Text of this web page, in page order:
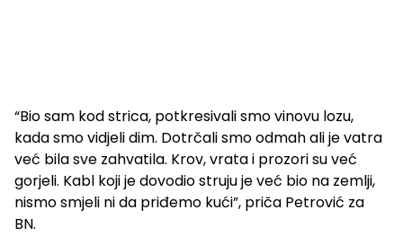
“Bio sam kod strica, potkresivali smo vinovu lozu,
kada smo vidjeli dim. Dotrčali smo odmah ali je vatra
već bila sve zahvatila. Krov, vrata i prozori su već
gorjeli. Kabl koji je dovodio struju je već bio na zemlji,
nismo smjeli ni da priđemo kući”, priča Petrović za
BN.